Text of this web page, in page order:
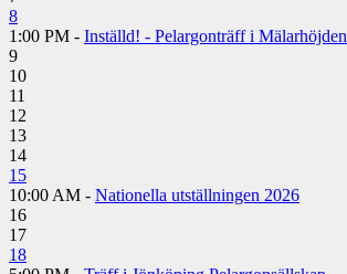
8
1:00 PM - Inställd! - Pelargonträff i Mälarhöjden
9
10
11
12
13
14
15
10:00 AM - Nationella utställningen 2026
16
17
18